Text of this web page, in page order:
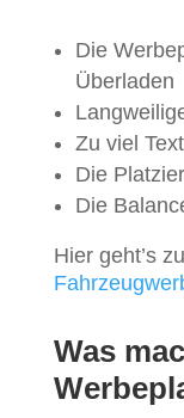
Die
Überladen
Zu viel
Die
Die
Hier geht’s
Was